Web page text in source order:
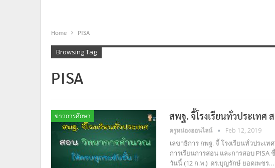
Home PISA
Browsing Tag
PISA
ข่าวการศึกษา สพฐ. จี้โรงเรียนทั่วประเท
ครูหน่องออนไลน์ Feb 12, 2019
เลขาธิการ กพฐ. จี้ โรงเรียนทั่วประ
การเรียนการสอน และการสอบ PISA
วันนี้ (12 ก.พ.) ดร.บุญรักษ์ ยอดเพชร…